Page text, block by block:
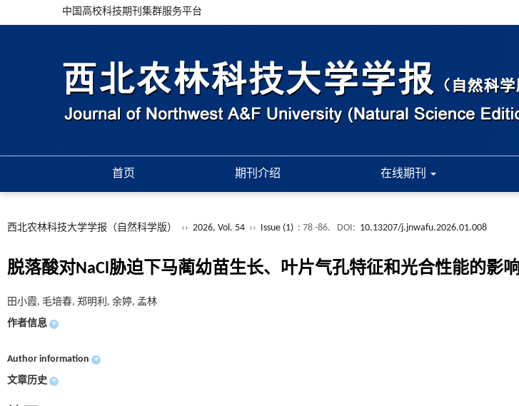
中国高校科技期刊集群服务平台
首页 期刊介绍 在线期刊
西北农林科技大学学报（自然科学版） ›› 2026, Vol. 54 ›› Issue (1) : 78 -86. DOI: 10.13207/j.jnwafu.2026.01.008
脱落酸对NaCl胁迫下马蔺幼苗生长、叶片气孔特征和光合性能的影响
田小霞, 毛培春, 郑明利, 余婷, 孟林
作者信息 +
Author information +
文章历史 +